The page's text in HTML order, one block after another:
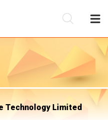
Technology Limited